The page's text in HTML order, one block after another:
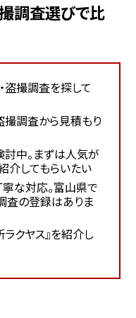
盗撮調査を探して
調査から見積もり
中。まずは人気が
介してもらいたい
な対応。富山県で
査の登録はありま
クヤス』を紹介し